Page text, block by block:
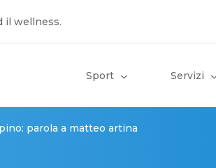
il wellness.
Sport Servizi
parola a matteo artina